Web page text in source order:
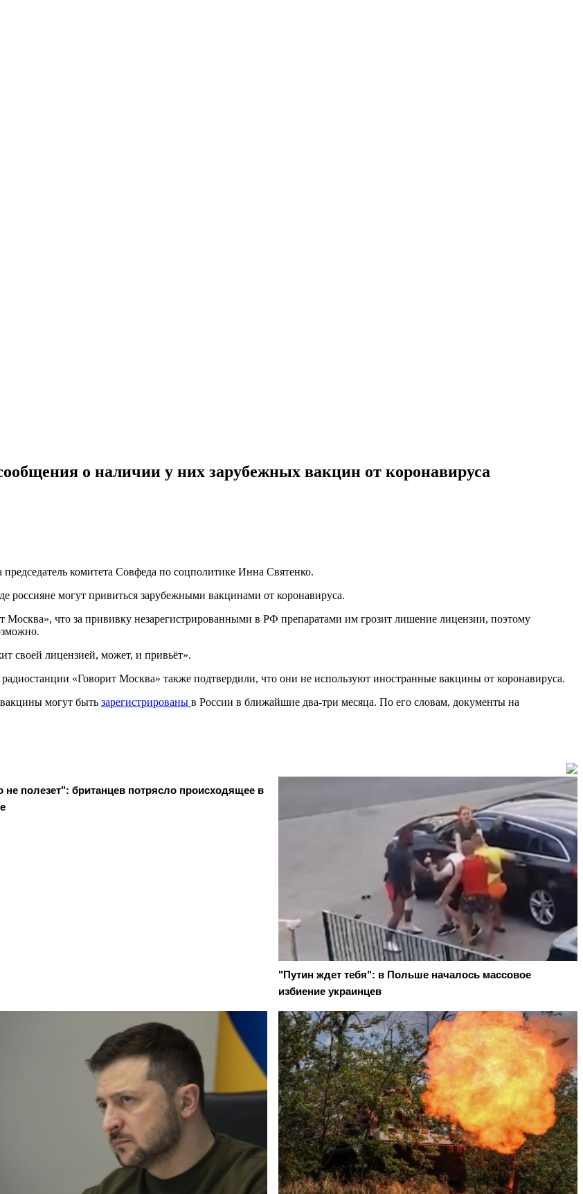
о наличии у них зарубежных вакцин от коронавируса
комитета Совфеда по соцполитике Инна Святенко.
россияне могут привиться зарубежными вакцинами от коронавируса.
Москва», что за прививку незарегистрированными в РФ препаратами им грозит лишение лицензии, поэтому
своей лицензией, может, и привьёт».
«Говорит Москва» также подтвердили, что они не используют иностранные вакцины от коронавируса.
могут быть зарегистрированы в России в ближайшие два-три месяца. По его словам, документы на
не полезет": британцев потрясло происходящее в
"Путин ждет тебя": в Польше началось массовое
избиение украинцев